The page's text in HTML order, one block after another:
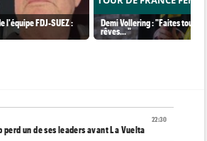
l'équipe FDJ-SUEZ :
Demi Vollering : "Faites tout
rêves... "
22:30
un de ses leaders avant La Vuelta